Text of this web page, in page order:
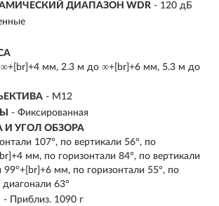
ДИАПАЗОН WDR - 120 дБ
мм, 2.3 м до ∞+[br]+6 мм, 5.3 м до
- М12
- Фиксированная
И УГОЛ ОБЗОРА
107°, по вертикали 56°, по
мм, по горизонтали 84°, по вертикали
99°+[br]+6 мм, по горизонтали 55°, по
диагонали 63°
- Приблиз. 1090 г